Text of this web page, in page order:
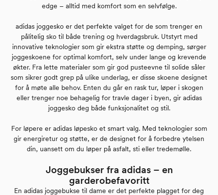
edge – alltid med komfort som en selvfølge.
adidas joggesko er det perfekte valget for de som trenger en
pålitelig sko til både trening og hverdagsbruk. Utstyrt med
innovative teknologier som gir ekstra støtte og demping, sørger
joggeskoene for optimal komfort, selv under lange og krevende
økter. Fra lette materialer som gir god pusteevne til solide såler
som sikrer godt grep på ulike underlag, er disse skoene designet
for å møte alle behov. Enten du går en rask tur, løper i skogen
eller trenger noe behagelig for travle dager i byen, gir adidas
joggesko deg både funksjonalitet og stil.
For løpere er adidas løpesko et smart valg. Med teknologier som
gir energiretur og støtte, er de designet for å forbedre ytelsen
din, uansett om du løper på asfalt, sti eller tredemølle.
Joggebukser fra adidas – en
garderobefavoritt
En adidas joggebukse til dame er det perfekte plagget for deg